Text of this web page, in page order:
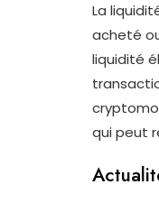
La
acheté
liquidité
qui peut